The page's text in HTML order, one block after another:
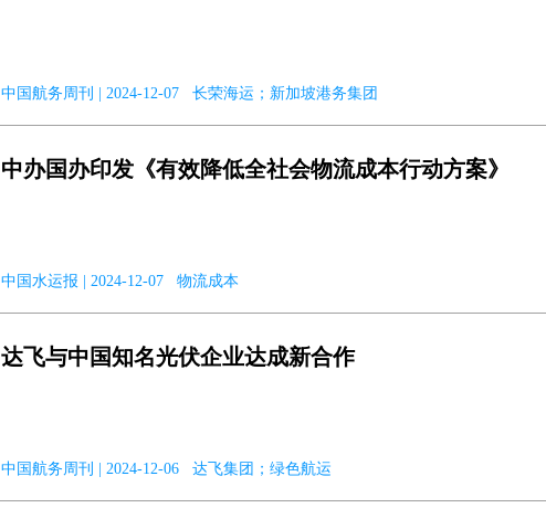
中国航务周刊 | 2024-12-07 长荣海运；新加坡港务集团
中办国办印发《有效降低全社会物流成本行动方案》
中国水运报 | 2024-12-07 物流成本
达飞与中国知名光伏企业达成新合作
中国航务周刊 | 2024-12-06 达飞集团；绿色航运